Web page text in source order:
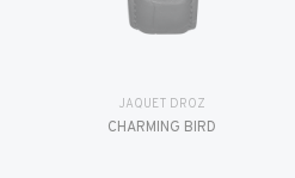
JAQUET DROZ
CHARMING BIRD